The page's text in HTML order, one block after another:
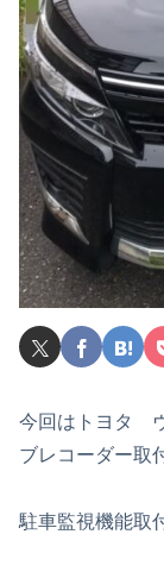
今回はトヨタ
ブレコーダー取
駐車監視機能取